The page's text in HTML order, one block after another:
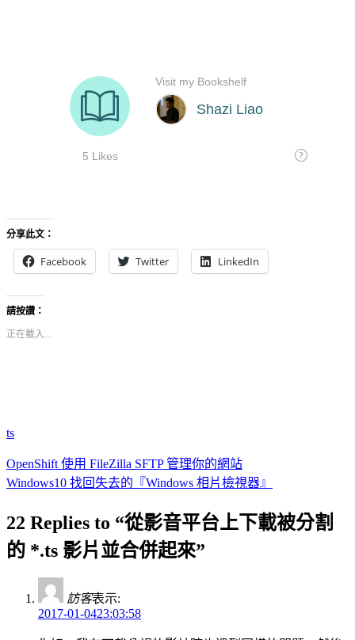
分享此文：
Facebook Twitter LinkedIn
請按讚：
正在載入...
ts
OpenShift 使用 FileZilla SFTP 管理你的網站
Windows10 找回失去的『Windows 相片檢視器』
22 Replies to “從影音平台上下載被分割
的 *.ts 影片並合併起來”
訪客表示:
2017-01-0423:03:58